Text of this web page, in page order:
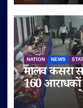
NATION NEWS
मालव केसरी
160
तप-आराधना